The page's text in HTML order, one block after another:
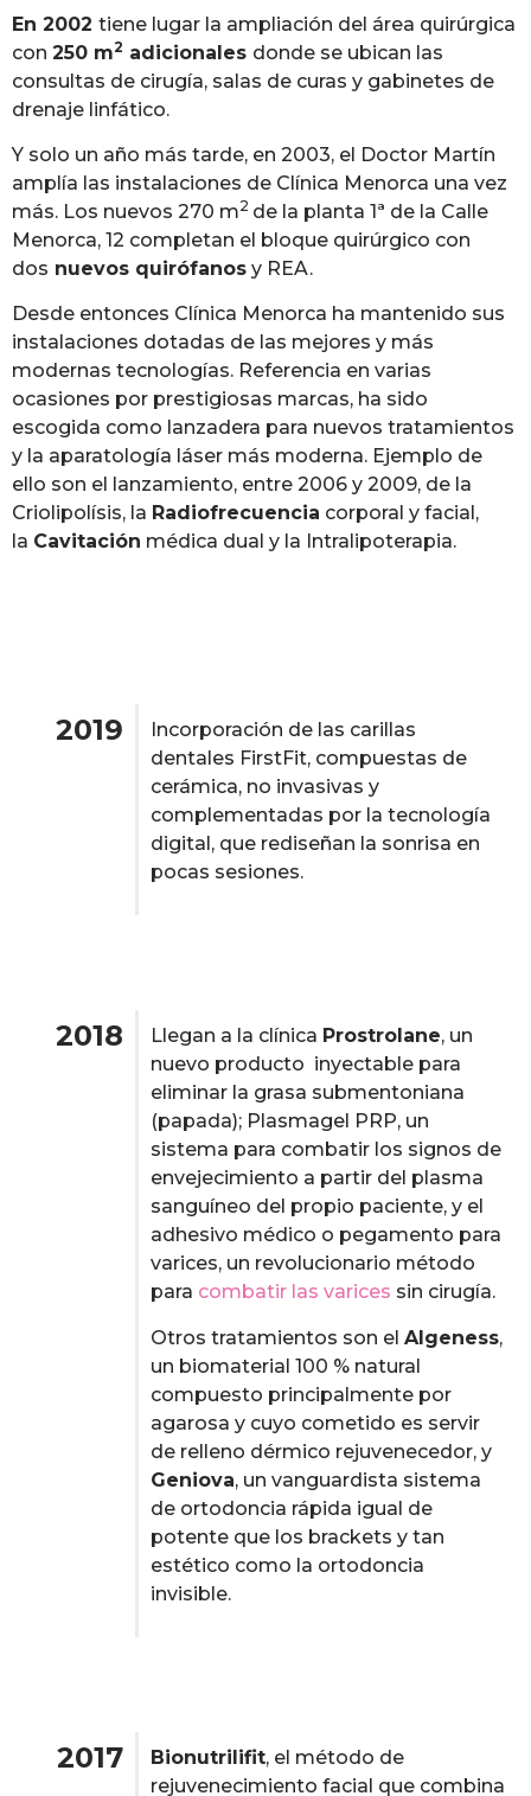
En 2002 tiene lugar la ampliación del área quirúrgica
con 250 m2 adicionales donde se ubican las
consultas de cirugía, salas de curas y gabinetes de
drenaje linfático.
Y solo un año más tarde, en 2003, el Doctor Martín
amplía las instalaciones de Clínica Menorca una vez
más. Los nuevos 270 m2 de la planta 1ª de la Calle
Menorca, 12 completan el bloque quirúrgico con
dos nuevos quirófanos y REA.
Desde entonces Clínica Menorca ha mantenido sus
instalaciones dotadas de las mejores y más
modernas tecnologías. Referencia en varias
ocasiones por prestigiosas marcas, ha sido
escogida como lanzadera para nuevos tratamientos
y la aparatología láser más moderna. Ejemplo de
ello son el lanzamiento, entre 2006 y 2009, de la
Criolipolísis, la Radiofrecuencia corporal y facial,
la Cavitación médica dual y la Intralipoterapia.
2019
Incorporación de las carillas
dentales FirstFit, compuestas de
cerámica, no invasivas y
complementadas por la tecnología
digital, que rediseñan la sonrisa en
pocas sesiones.
2018 Llegan a la clínica Prostrolane, un
nuevo producto inyectable para
eliminar la grasa submentoniana
(papada); Plasmagel PRP, un
sistema para combatir los signos de
envejecimiento a partir del plasma
sanguíneo del propio paciente, y el
adhesivo médico o pegamento para
varices, un revolucionario método
para combatir las varices sin cirugía.
Otros tratamientos son el Algeness,
un biomaterial 100 % natural
compuesto principalmente por
agarosa y cuyo cometido es servir
de relleno dérmico rejuvenecedor, y
Geniova, un vanguardista sistema
de ortodoncia rápida igual de
potente que los brackets y tan
estético como la ortodoncia
invisible.
2017 Bionutrilifit, el método de
rejuvenecimiento facial que combina